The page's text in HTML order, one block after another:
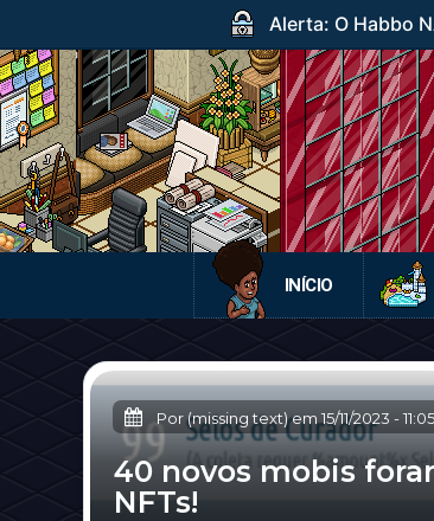
Alerta: O Habbo
INÍCIO
Por (missing text) em15/11/2023 -11:05
40 novos mobis
NFTs!